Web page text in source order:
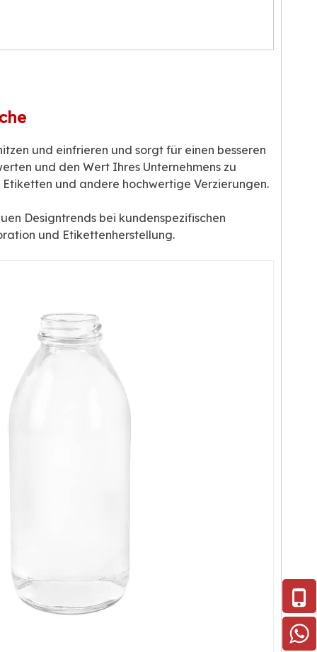
und einfrieren und sorgt für einen besseren
und den Wert Ihres Unternehmens zu
und andere hochwertige Verzierungen.
Designtrends bei kundenspezifischen
und Etikettenherstellung.